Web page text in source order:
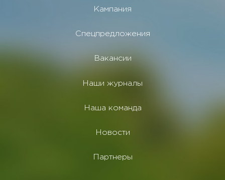
Кампания
Спецпредложения
Вакансии
Наши журналы
Наша команда
Новости
Партнеры